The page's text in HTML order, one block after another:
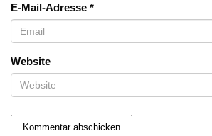
E-Mail-Adresse *
Website